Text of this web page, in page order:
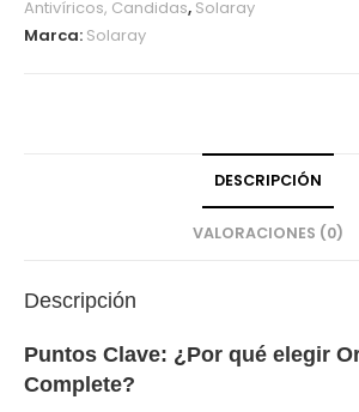
Antivíricos, Candidas, Solaray
Marca: Solaray
DESCRIPCIÓN
VALORACIONES (0)
Descripción
Puntos Clave: ¿Por qué elegir
Complete?